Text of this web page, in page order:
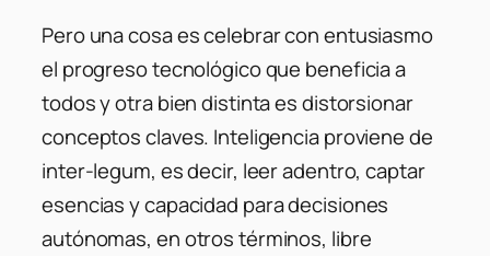
Pero una cosa es celebrar con entusiasmo
el progreso tecnológico que beneficia a
todos y otra bien distinta es distorsionar
conceptos claves. Inteligencia proviene de
inter-legum, es decir, leer adentro, captar
esencias y capacidad para decisiones
autónomas, en otros términos, libre